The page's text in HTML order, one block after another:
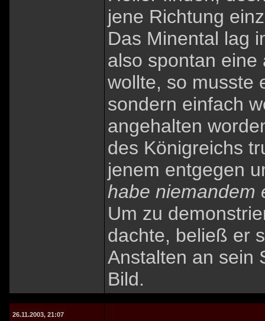
jene Richtung
Das Minental lag
also spontan
wollte, so musste
sondern einfach
angehalten
des Königreichs
jenem entgegen
habe niemandem
Um zu
dachte, beließ er
Anstalten an sein
Bild.
26.11.2003, 21:07